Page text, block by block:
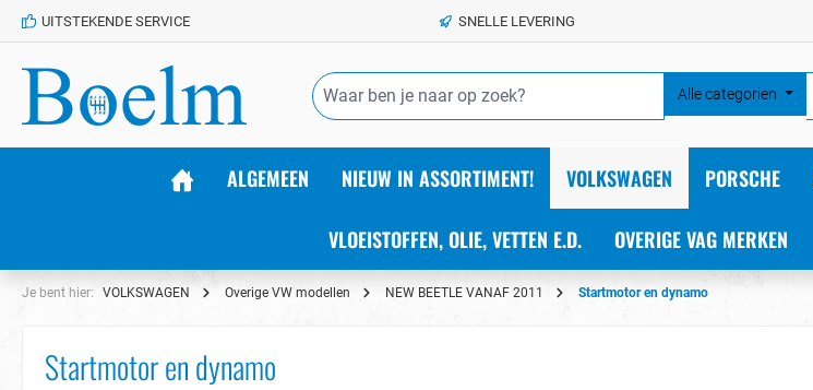
hoofdinhoud
UITSTEKENDE SERVICE SNELLE LEVERING
Alle categorien
ALGEMEEN NIEUW IN ASSORTIMENT! VOLKSWAGEN PORSCHE
VLOEISTOFFEN, OLIE, VETTEN E.D. OVERIGE VAG MERKEN
Je bent hier: VOLKSWAGEN Overige VW modellen NEW BEETLE VANAF 2011 Startmotor en dynamo
Startmotor en dynamo